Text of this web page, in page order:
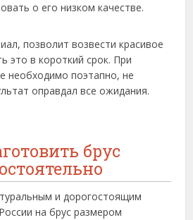
о его низком качестве.
позволит возвести красивое
это в короткий срок. При
необходимо поэтапно, не
оправдал все ожидания.
брус
и дорогостоящим
на брус размером